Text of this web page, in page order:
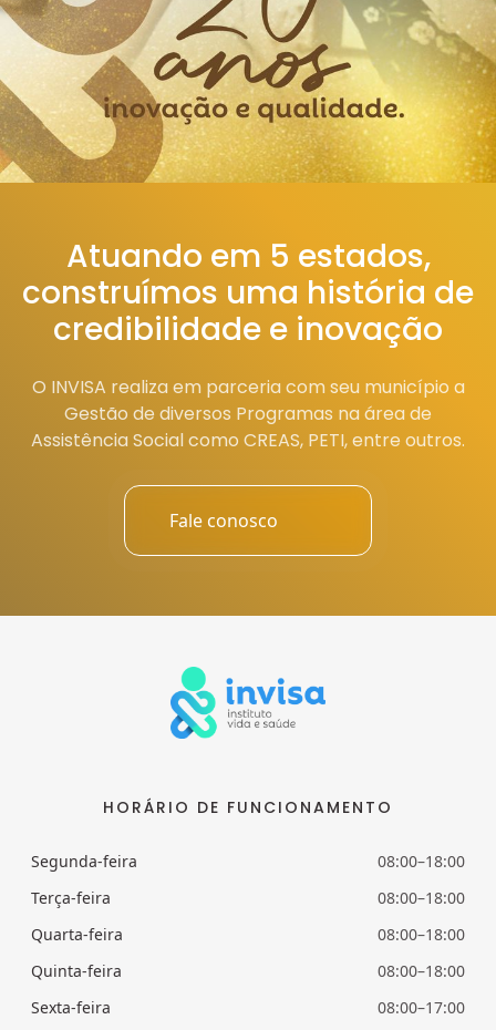
Atuando em 5 estados,
construímos uma história de
credibilidade e inovação
O INVISA realiza em parceria com seu município a
Gestão de diversos Programas na área de
Assistência Social como CREAS, PETI, entre outros.
Fale conosco
HORÁRIO DE FUNCIONAMENTO
Segunda-feira
08:00–18:00
Terça-feira
08:00–18:00
Quarta-feira
08:00–18:00
Quinta-feira
08:00–18:00
Sexta-feira
08:00–17:00